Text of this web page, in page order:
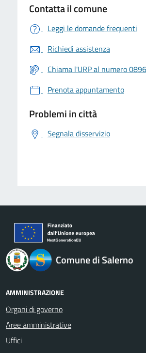
Contatta il comune
Leggi le domande frequenti
Richiedi assistenza
Chiama l'URP al numero
Prenota appuntamento
Problemi in città
Segnala disservizio
logo Unione Europea
Comune di Salerno
AMMINISTRAZIONE
Organi di governo
Aree amministrative
Uffici